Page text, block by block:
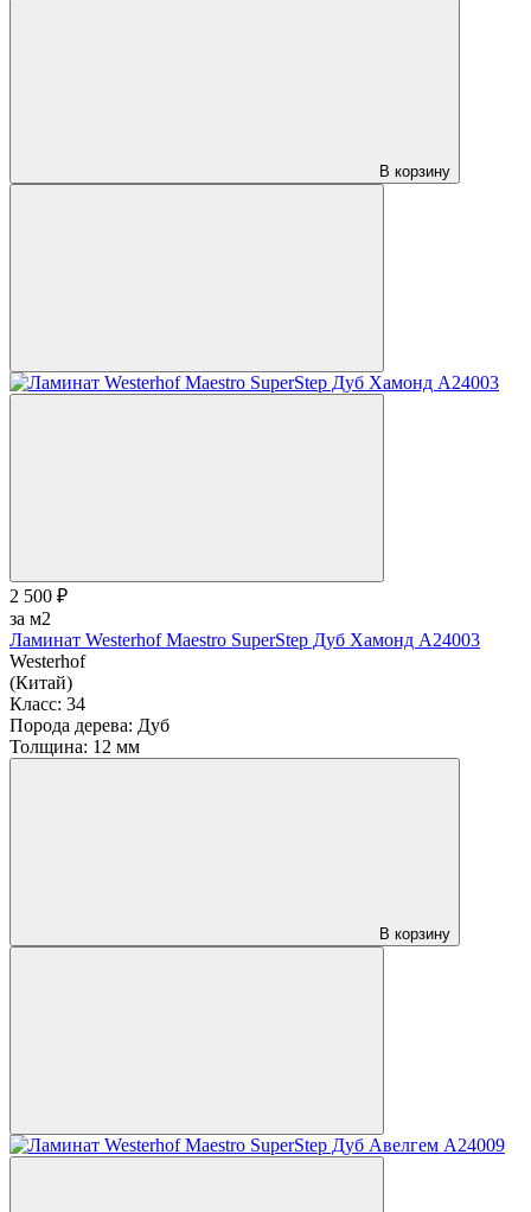
В корзину
2 500 ₽
за м2
Ламинат Westerhof Maestro SuperStep Дуб Хамонд A24003
Westerhof
(Китай)
Класс: 34
Порода дерева: Дуб
Толщина: 12 мм
В корзину